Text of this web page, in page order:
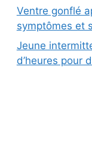
Ventre gonflé
symptômes et
Jeune
d’heures pour